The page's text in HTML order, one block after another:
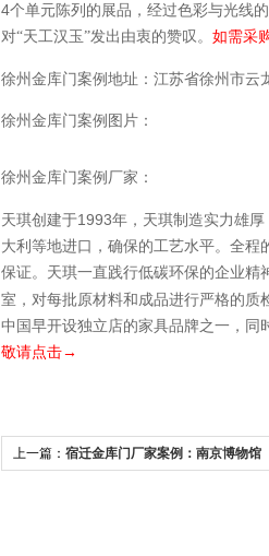
4个单元陈列的展品，经过色彩与光线
对“天工汉玉”发出由衷的赞叹。 如需采
徐州金库门案例地址：江苏省徐州市云
徐州金库门案例图片：
徐州金库门案例厂家：
天琪创建于1993年，天琪制造实力雄
大利等地进口，确保的工艺水平。全
保证。天琪一直践行低碳环保的企业精
室，对每批原材料和成品进行严格的质
中国早开设独立店的家具品牌之一，同
敬请点击→
上一篇： 宿迁金库门厂家案例：南京博物馆